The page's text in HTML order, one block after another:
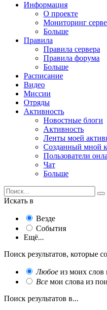
Информация
О проекте
Мониторинг
Больше
Правила
Правила сервера
Правила форума
Больше
Расписание
Видео
Миссии
Отряды
Активность
Новостные блоги
Активность
Ленты моей
Созданный мной
Пользователи
Чат
Больше
Искать в
Везде
События
Ещё...
Поиск результатов, которые
Любое из моих слов
Все мои слова из
Поиск результатов в...